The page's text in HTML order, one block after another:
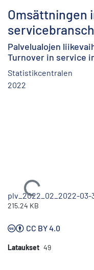
Omsättningen
Palvelualojen
Turnover in service
Statistikcentralen
2022
Ladataan...
plv_2022_02_2022-03-
215.24 KB
CC BY 4.0
Lataukset 49